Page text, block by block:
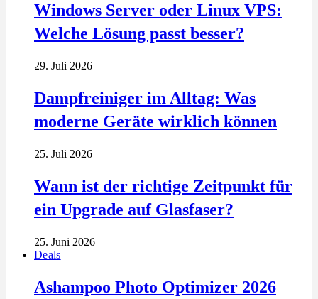
Windows Server oder Linux VPS:
Welche Lösung passt besser?
29. Juli 2026
Dampfreiniger im Alltag: Was
moderne Geräte wirklich können
25. Juli 2026
Wann ist der richtige Zeitpunkt für
ein Upgrade auf Glasfaser?
25. Juni 2026
Deals
Ashampoo Photo Optimizer 2026